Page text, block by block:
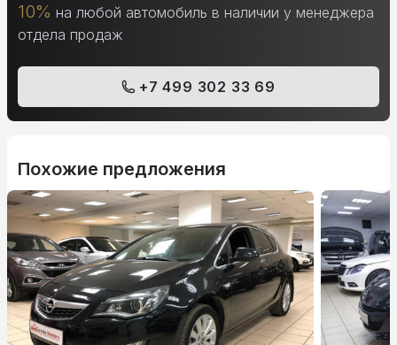
10% на любой автомобиль в наличии у менеджера
отдела продаж
+7 499 302 33 69
Похожие предложения